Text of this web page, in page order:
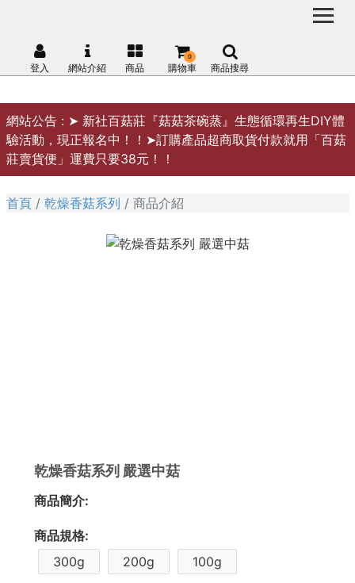
網站公告 : ➤ 新社百菇莊『菇菇茶碗蒸』生態循環再生DIY體
驗活動，現正報名中！！➤訂購產品超商取貨付款就用「百菇
莊賣貨便」運費只要38元！！
登入 網站介紹 商品 購物車
0
商品搜尋
首頁 乾燥香菇系列 商品介紹
乾燥香菇系列 嚴選中菇
商品簡介:
商品規格:
300g
200g
100g